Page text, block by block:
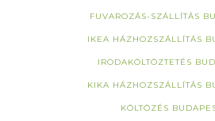
FUVAROZÁS-SZÁLLÍTÁS
IKEA HÁZHOZSZÁLLÍTÁS
IRODAKÖLTÖZTETÉS
KIKA HÁZHOZSZÁLLÍTÁS
KÖLTÖZÉS